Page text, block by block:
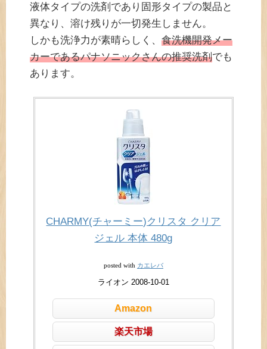
液体タイプの洗剤であり固形タイプの製品と
異なり、溶け残りが一切発生しません。
しかも洗浄力が素晴らしく、 食洗機開発メー
カーであるパナソニックさんの推奨洗剤でも
あります。
CHARMY(チャーミー)クリスタ クリア
ジェル 本体 480g
posted with カエレバ
ライオン 2008-10-01
Amazon
楽天市場